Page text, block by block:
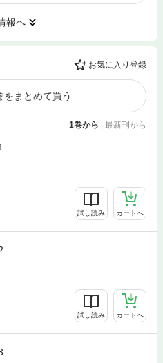
報へ
お気に入り登録
をまとめて買う
1巻から 最新刊から
試し読み カートへ
試し読み カートへ